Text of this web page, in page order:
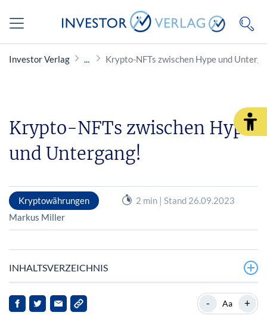
Investor Verlag Krypto-NFTs zwischen Hype und
Krypto-NFTs zwischen Hype
und Untergang!
Kryptowährungen
2 min | Stand 26.09.2023
Markus Miller
INHALTSVERZEICHNIS
Der Bored Apes Yacht Club ist gestrandet
- Aa +